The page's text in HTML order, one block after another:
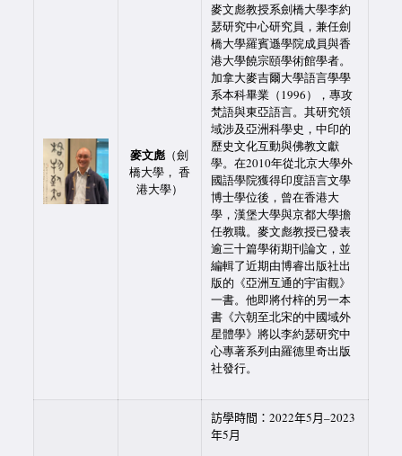
麥文彪 （劍
橋大學， 香
港大學）
麥文彪教授系劍橋大學李約
瑟研究中心研究員，兼任劍
橋大學羅賓遜學院成員與香
港大學饒宗頤學術館學者。
加拿大麥吉爾大學語言學學
系本科畢業（1996），專攻
梵語與東亞語言。其研究領
域涉及亞洲科學史，中印的
歷史文化互動與佛教文獻
學。在2010年從北京大學外
國語學院獲得印度語言文學
博士學位後，曾在香港大
學，漢堡大學與京都大學擔
任教職。麥文彪教授已發表
逾三十篇學術期刊論文，並
編輯了近期由博睿出版社出
版的《亞洲互通的宇宙觀》
一書。他即將付梓的另一本
書《六朝至北宋的中國域外
星體學》將以李約瑟研究中
心專著系列由羅德里奇出版
社發行。
訪學時間：2022年5月–2023
年5月